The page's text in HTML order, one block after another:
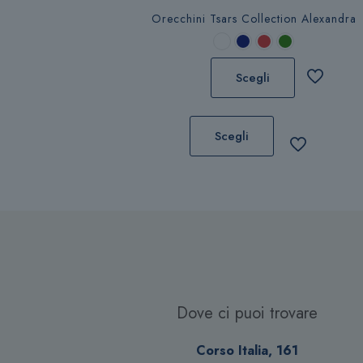
Orecchini Tsars Collection Alexandra
Scegli
Scegli
nella
del
Dove ci puoi trovare
Corso Italia, 161